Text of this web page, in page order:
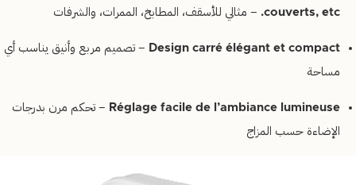
couverts, etc. – مثالي للأسقف، المطابخ، الممرات، والشرفات
Design carré élégant et compact – تصميم مربع وأنيق يناسب أي
مساحة
Réglage facile de l’ambiance lumineuse – تحكم مرن بدرجات
الإضاءة حسب المزاج